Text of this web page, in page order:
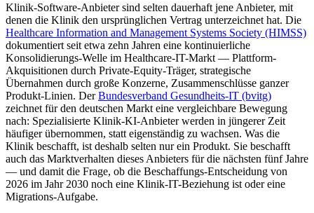
Klinik-Software-Anbieter sind selten dauerhaft jene Anbieter, mit
denen die Klinik den ursprünglichen Vertrag unterzeichnet hat. Die
Healthcare Information and Management Systems Society (HIMSS)
dokumentiert seit etwa zehn Jahren eine kontinuierliche
Konsolidierungs-Welle im Healthcare-IT-Markt — Plattform-
Akquisitionen durch Private-Equity-Träger, strategische
Übernahmen durch große Konzerne, Zusammenschlüsse ganzer
Produkt-Linien. DerBundesverband Gesundheits-IT (bvitg)
zeichnet für den deutschen Markt eine vergleichbare Bewegung
nach: Spezialisierte Klinik-KI-Anbieter werden in jüngerer Zeit
häufiger übernommen, statt eigenständig zu wachsen. Was die
Klinik beschafft, ist deshalb selten nur ein Produkt. Sie beschafft
auch das Marktverhalten dieses Anbieters für die nächsten fünf Jahre
— und damit die Frage, ob die Beschaffungs-Entscheidung von
2026 im Jahr 2030 noch eine Klinik-IT-Beziehung ist oder eine
Migrations-Aufgabe.